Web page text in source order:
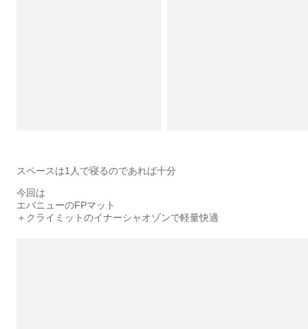
スペースは1人で寝るのであれば十分
今回は
エバニューのFPマット
＋クライミットのイナーシャオゾンで軽量快適